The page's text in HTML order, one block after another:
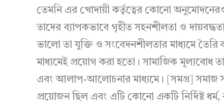
তেমনি এর খোদায়ী কর্তৃত্বের কোনো
তাদের ব্যাপকভাবে গৃহীত সহনশীলতা ও
ভালো তা যুক্তি ও সংবেদনশীলতার মাধ্যমে
মাধ্যমেই প্রয়োগ করা হতো। সামাজিক মূল্যবোধ
এবং আলাপ-আলোচনার মাধ্যমে। [সমগ্র] সমাজ
প্রয়োজন ছিল এবং এটি কোনো একটি নির্দিষ্ট ধর্ম,